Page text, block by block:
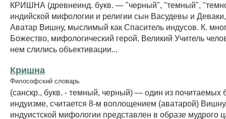
КРИШНА (древнеинд. букв. — "черный", "темный",
индийской мифологии и религии сын Васудевы и
Аватар Вишну, мыслимый как Спаситель индусов. К.
Божество, мифологический герой, Великий Учитель
нем слились объективации...
Кришна
Философский словарь
(санскр., букв. - темный, черный) — один из почитаемых
индуизме, считается 8-м воплощением (аватарой)
индуистской мифологии представлен в образе мудрого